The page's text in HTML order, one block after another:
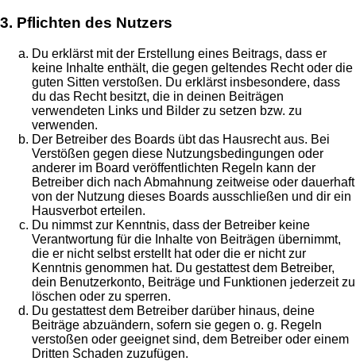
3. Pflichten des Nutzers
Du erklärst mit der Erstellung eines Beitrags, dass er
keine Inhalte enthält, die gegen geltendes Recht oder die
guten Sitten verstoßen. Du erklärst insbesondere, dass
du das Recht besitzt, die in deinen Beiträgen
verwendeten Links und Bilder zu setzen bzw. zu
verwenden.
Der Betreiber des Boards übt das Hausrecht aus. Bei
Verstößen gegen diese Nutzungsbedingungen oder
anderer im Board veröffentlichten Regeln kann der
Betreiber dich nach Abmahnung zeitweise oder dauerhaft
von der Nutzung dieses Boards ausschließen und dir ein
Hausverbot erteilen.
Du nimmst zur Kenntnis, dass der Betreiber keine
Verantwortung für die Inhalte von Beiträgen übernimmt,
die er nicht selbst erstellt hat oder die er nicht zur
Kenntnis genommen hat. Du gestattest dem Betreiber,
dein Benutzerkonto, Beiträge und Funktionen jederzeit zu
löschen oder zu sperren.
Du gestattest dem Betreiber darüber hinaus, deine
Beiträge abzuändern, sofern sie gegen o. g. Regeln
verstoßen oder geeignet sind, dem Betreiber oder einem
Dritten Schaden zuzufügen.